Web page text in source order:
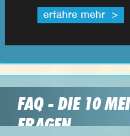
FAQ - DIE 10
FRAGEN